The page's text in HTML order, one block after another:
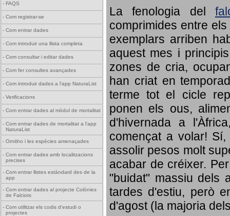
- FAQS
- Com registrar-se
- Com entrar dades
- Com introduir una llista completa
- Com consultar i editar dades
- Com fer consultes avançades
- Com introduir dades a l'app NaturaList
- Verificacions
- Com entrar dades al mòdul de mortalitat
- Com entrar dades de mortalitat a l'app
NaturaList
- Ornitho i les espècies amenaçades
- Com entrar dades amb localitzacions
precises
- Com entrar llistes estàndard des de la
app
- Com entrar dades al projecte Colònies
de Falciots
- Com utilitzar els codis d'estudi o
projectes
La fenologia del
comprimides entre
exemplars arriben
aquest mes i
zones de cria,
han criat en
terme tot el cicle
ponen els ous,
d'hivernada a
començat a volar!
assolir pesos molt
acabar de créixer.
"buidat" massiu dels
tardes d'estiu, però
d'agost (la majoria